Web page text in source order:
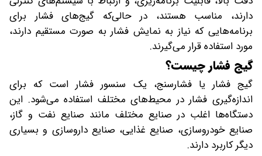
دارند، مناسب هستند، در حالی‌که گیج‌های فشار برای
برنامه‌هایی که نیاز به نمایش فشار به صورت مستقیم دارند،
مورد استفاده قرار می‌گیرند.
گیج فشار چیست؟
گیج فشار یا فشارسنج، یک سنسور فشار است که برای
اندازه‌گیری فشار در محیط‌های مختلف استفاده می‌شود. این
دستگاه‌ها اغلب در صنایع مختلف مانند صنایع نفت و گاز،
صنایع خودروسازی، صنایع غذایی، صنایع داروسازی و بسیاری
دیگر کاربرد دارند.